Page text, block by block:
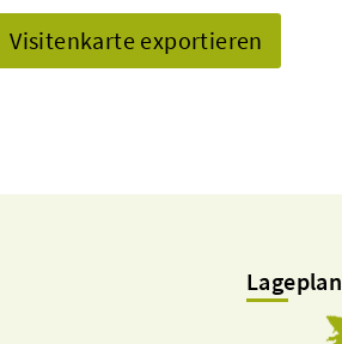
Visitenkarte exportieren
Lageplan